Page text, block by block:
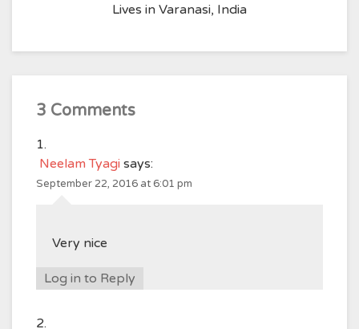
Lives in Varanasi, India
3 Comments
Neelam Tyagi says:
September 22, 2016 at 6:01 pm
Very nice
Log in to Reply